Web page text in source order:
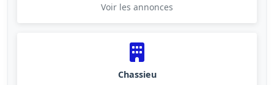
Voir les annonces
Chassieu